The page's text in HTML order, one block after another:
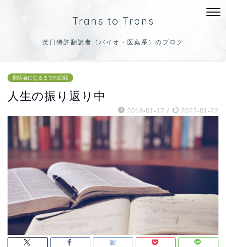
Trans to Trans
英日特許翻訳者（バイオ・医薬系）のブログ
翻訳者になるまでの記録
人生の振り返り中
2018-01-17 / 2022-01-22